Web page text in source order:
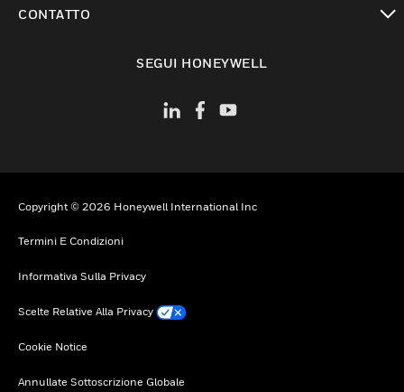
CONTATTO
SEGUI HONEYWELL
Copyright © 2026 Honeywell International Inc
Termini E Condizioni
Informativa Sulla Privacy
Scelte Relative Alla Privacy
Cookie Notice
Annullate Sottoscrizione Globale